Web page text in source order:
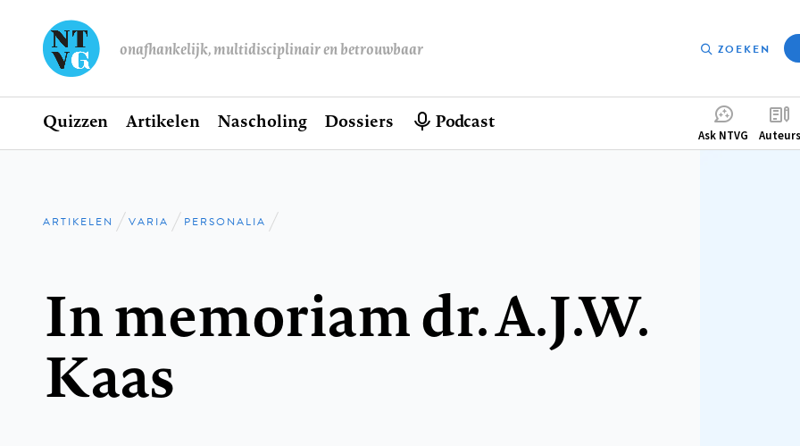
onafhankelijk, multidisciplinair en betrouwbaar ZOEKEN
Hoofdnavigatie
Home
Quizzen Artikelen Nascholing Dossiers Podcast
Ask NTVG Auteurs
Kruimelpad
ARTIKELEN VARIA PERSONALIA
In memoriam dr. A.J.W.
Kaas